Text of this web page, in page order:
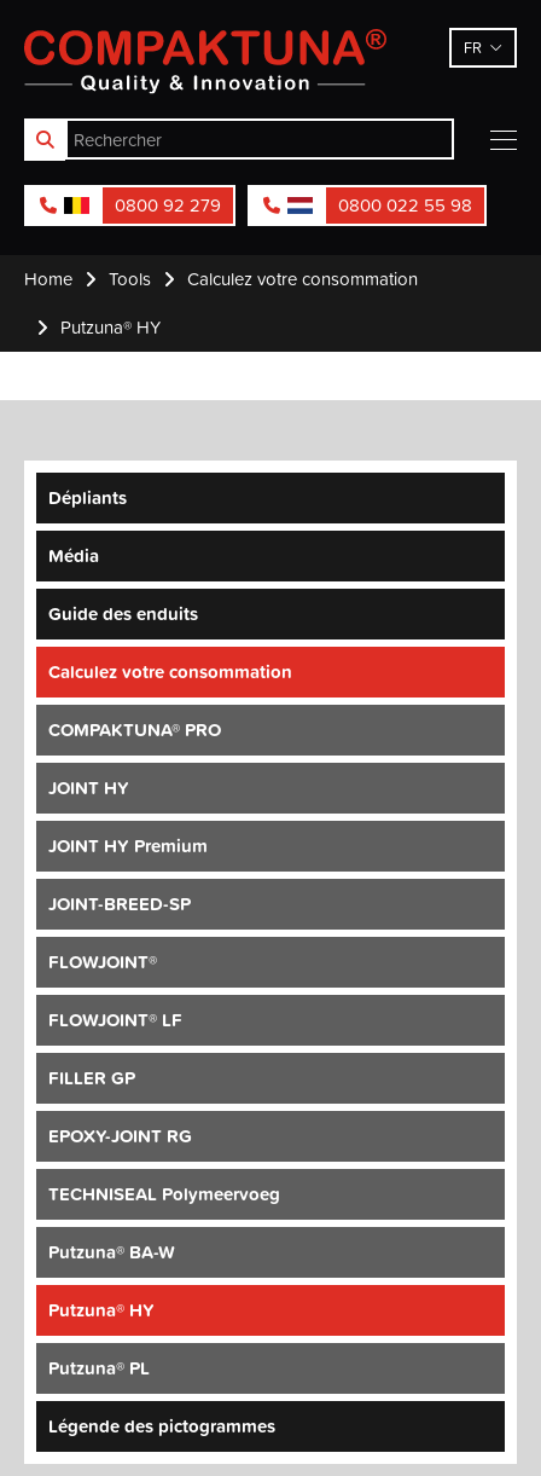
Compaktuna FR
0800 92 279 0800 022 55 98
Home Tools
Calculez votre consommation
Putzuna® HY
Dépliants
Média
Guide des enduits
Calculez votre consommation
COMPAKTUNA® PRO
JOINT HY
JOINT HY Premium
JOINT-BREED-SP
FLOWJOINT®
FLOWJOINT® LF
FILLER GP
EPOXY-JOINT RG
TECHNISEAL Polymeervoeg
Putzuna® BA-W
Putzuna® HY
Putzuna® PL
Légende des pictogrammes